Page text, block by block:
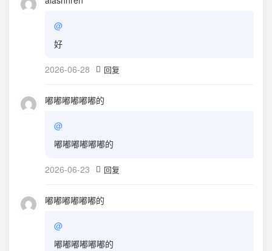
@
好
2026-06-28 回复
嘟嘟嘟嘟嘟嘟的
@
嘟嘟嘟嘟嘟嘟的
2026-06-23 回复
嘟嘟嘟嘟嘟嘟的
@
嘟嘟嘟嘟嘟嘟的